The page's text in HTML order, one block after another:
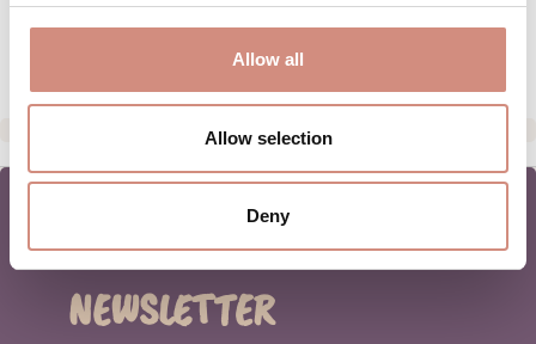
Allow all
Allow selection
Deny
NEWSLETTER